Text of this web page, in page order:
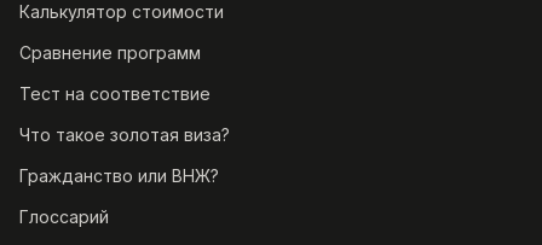
Калькулятор стоимости
Сравнение программ
Тест на соответствие
Что такое золотая виза?
Гражданство или ВНЖ?
Глоссарий